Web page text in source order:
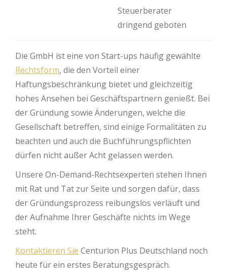
Steuerberater
dringend geboten
Die GmbH ist eine von Start-ups häufig gewählte
Rechtsform, die den Vorteil einer
Haftungsbeschränkung bietet und gleichzeitig
hohes Ansehen bei Geschäftspartnern genießt. Bei
der Gründung sowie Änderungen, welche die
Gesellschaft betreffen, sind einige Formalitäten zu
beachten und auch die Buchführungspflichten
dürfen nicht außer Acht gelassen werden.
Unsere On-Demand-Rechtsexperten stehen Ihnen
mit Rat und Tat zur Seite und sorgen dafür, dass
der Gründungsprozess reibungslos verläuft und
der Aufnahme Ihrer Geschäfte nichts im Wege
steht.
Kontaktieren Sie Centurion Plus Deutschland noch
heute für ein erstes Beratungsgespräch.